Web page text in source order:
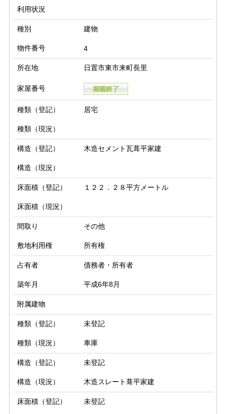
利用状況
種別 建物
物件番号 4
所在地 日置市東市来町長里
家屋番号
種類（登記） 居宅
種類（現況）
構造（登記） 木造セメント瓦葺平家建
構造（現況）
床面積（登記） １２２．２８平方メートル
床面積（現況）
間取り その他
敷地利用権 所有権
占有者 債務者・所有者
築年月 平成6年8月
附属建物
種類（登記） 未登記
種類（現況） 車庫
構造（登記） 未登記
構造（現況） 木造スレート葺平家建
床面積（登記） 未登記